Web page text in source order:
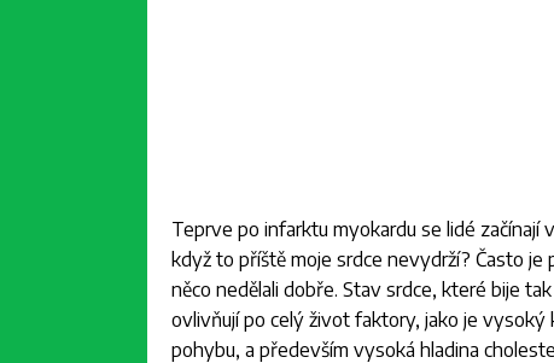
Teprve po infarktu myokardu se lidé
když to příště moje srdce nevydrží? Často je
něco nedělali dobře. Stav srdce, které bije
ovlivňují po celý život faktory, jako je
pohybu, a především vysoká hladina